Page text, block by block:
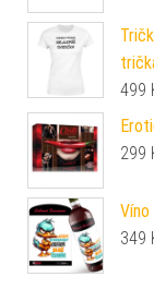
499
299
349